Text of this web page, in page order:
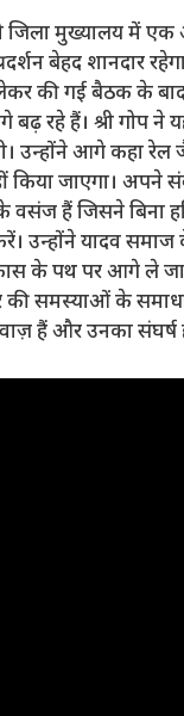
जिला मुख्यालय में
बेहद शानदार
की गई बैठक के
रहे हैं। श्री गोप ने
उन्होंने आगे कहा
किया जाएगा। अपने
हैं जिसने बिना
उन्होंने यादव
के पथ पर आगे ले
समस्याओं के
हैं और उनका संघर्ष